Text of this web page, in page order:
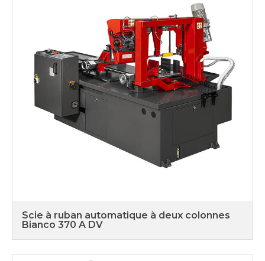
Scie à ruban automatique à deux colonnes
Bianco 370 A DV